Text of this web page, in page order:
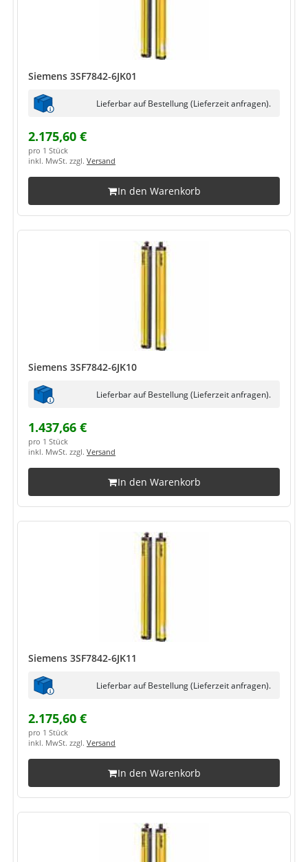
Siemens 3SF7842-6JK01
Lieferbar auf Bestellung (Lieferzeit anfragen).
2.175,60 €
pro 1 Stück
inkl. MwSt. zzgl. Versand
In den Warenkorb
Siemens 3SF7842-6JK10
Lieferbar auf Bestellung (Lieferzeit anfragen).
1.437,66 €
pro 1 Stück
inkl. MwSt. zzgl. Versand
In den Warenkorb
Siemens 3SF7842-6JK11
Lieferbar auf Bestellung (Lieferzeit anfragen).
2.175,60 €
pro 1 Stück
inkl. MwSt. zzgl. Versand
In den Warenkorb